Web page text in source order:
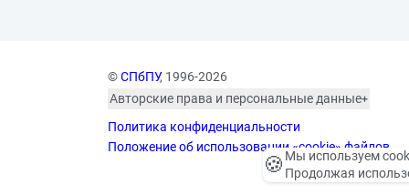
©СПбПУ, 1996-2026
Авторские права и персональные данные
изображённых лиц в соответствии
с требованиями законодательства
о персональных данных. Согласно
ст. 152.1 ГК РФ «Охрана изображения
Политика конфиденциальности
Положение об использовании «cookie» файлов
🍪 Мы используем
Продолжая